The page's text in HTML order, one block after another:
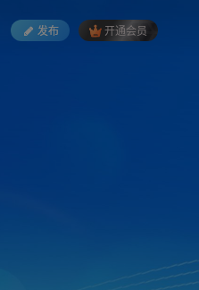
发布 开通会员